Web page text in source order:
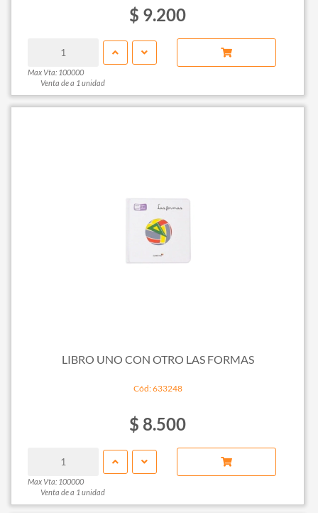
$ 9.200
Max Vta: 100000
Venta de a 1 unidad
LIBRO UNO CON OTRO LAS FORMAS
Cód: 633248
$ 8.500
Max Vta: 100000
Venta de a 1 unidad